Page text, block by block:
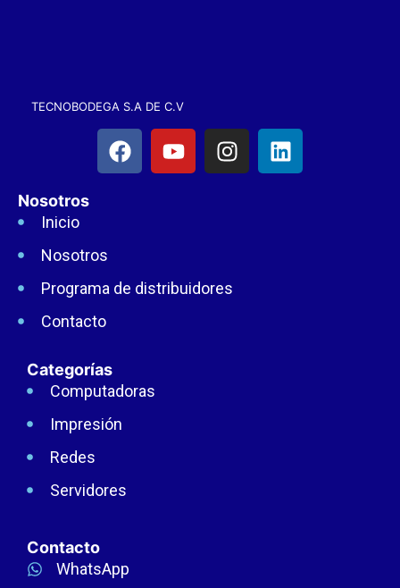
TECNOBODEGA S.A DE C.V
Nosotros
Inicio
Nosotros
Programa de distribuidores
Contacto
Categorías
Computadoras
Impresión
Redes
Servidores
Contacto
WhatsApp